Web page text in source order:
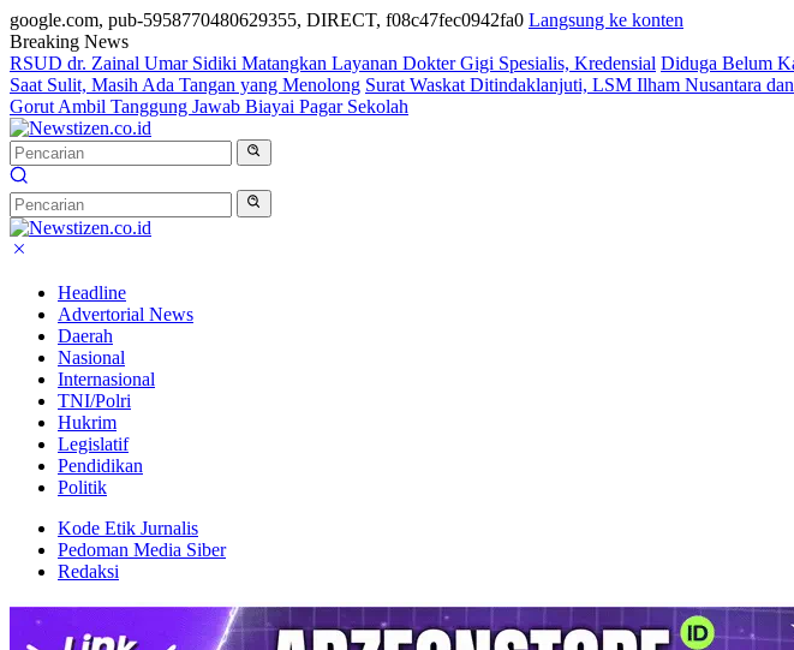
google.com, pub-5958770480629355, DIRECT, f08c47fec0942fa0 Langsung ke konten
Breaking News
RSUD dr. Zainal Umar Sidiki Matangkan Layanan Dokter Gigi Spesialis, Kredensial Diduga Belum
Saat Sulit, Masih Ada Tangan yang Menolong Surat Waskat Ditindaklanjuti, LSM Ilham Nusantara
Gorut Ambil Tanggung Jawab Biayai Pagar Sekolah
Headline
Advertorial News
Daerah
Nasional
Internasional
TNI/Polri
Hukrim
Legislatif
Pendidikan
Politik
Kode Etik Jurnalis
Pedoman Media Siber
Redaksi